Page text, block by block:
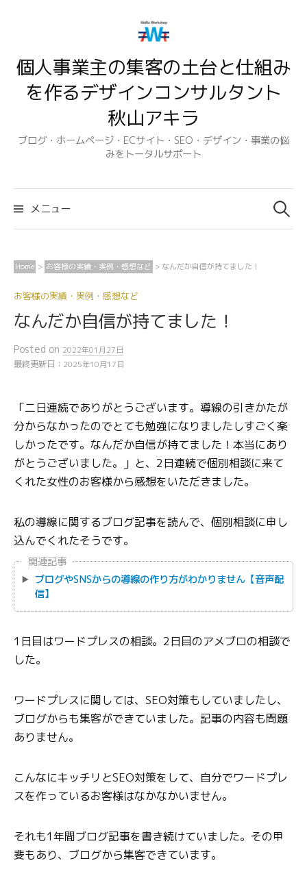
ン
キ
個人事業主の集客の土台と仕組み
を作るデザインコンサルタント
秋山アキラ
ブログ・ホームページ・ECサイト・SEO・デザイン・事業の悩
みをトータルサポート
メニュー
検
索:
Home > お客様の実績・実例・感想など > なんだか自信が持てました！
お客様の実績・実例・感想など
なんだか自信が持てました！
Posted on 2022年01月27日
最終更新日： 2025年10月17日
「二日連続でありがとうございます。導線の引きかたが
分からなかったのでとても勉強になりましたしすごく楽
しかったです。なんだか自信が持てました！本当にあり
がとうございました。」と、2日連続で個別相談に来て
くれた女性のお客様から感想をいただきました。
私の導線に関するブログ記事を読んで、個別相談に申し
込んでくれたそうです。
関連記事
ブログやSNSからの導線の作り方がわかりません【音声配
信】
1日目はワードプレスの相談。2日目のアメブロの相談で
した。
ワードプレスに関しては、SEO対策もしていましたし、
ブログからも集客ができていました。記事の内容も問題
ありません。
こんなにキッチリとSEO対策をして、自分でワードプレ
スを作っているお客様はなかなかいません。
それも1年間ブログ記事を書き続けていました。その甲
斐もあり、ブログから集客できています。